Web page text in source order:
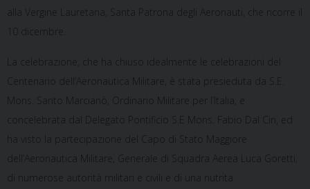
alla Vergine Lauretana, Santa Patrona degli Aeronauti, che ricorre il
10 dicembre.
La celebrazione, che ha chiuso idealmente le celebrazioni del
Centenario dell’Aeronautica Militare, è stata presieduta da S.E.
Mons. Santo Marcianò, Ordinario Militare per l’Italia, e
concelebrata dal Delegato Pontificio S.E Mons. Fabio Dal Cin, ed
ha visto la partecipazione del Capo di Stato Maggiore
dell’Aeronautica Militare, Generale di Squadra Aerea Luca Goretti,
di numerose autorità militari e civili e di una nutrita